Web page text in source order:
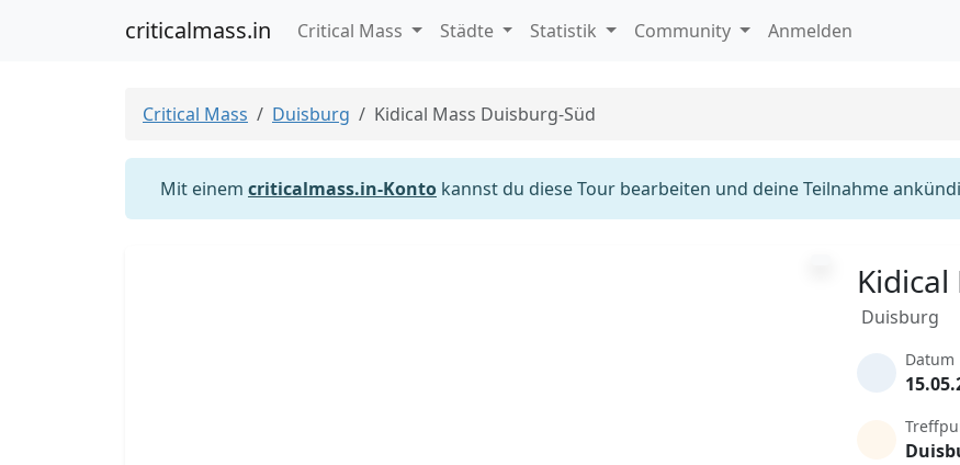
criticalmass.in Critical Mass Städte Statistik Community Anmelden
Critical Mass Duisburg Kidical Mass Duisburg-Süd
Mit einem criticalmass.in-Konto kannst du diese Tour bearbeiten und deine Teilnahme
Kidical
Duisburg
Datum